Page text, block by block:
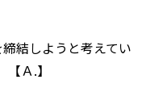
結しようと考えてい
Ａ.】